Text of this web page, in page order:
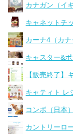
カナガン（イ
キャネットチ
カーナ4（カナ
キャスター&
【販売終了】
キャティト レ
コンボ（日本）
カントリーロ